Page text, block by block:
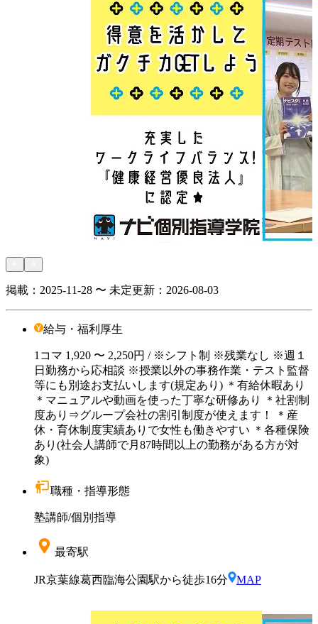
掲載： 2025-11-28 〜 未定更新： 2026-08-03
給与・福利厚生
1コマ 1,920 〜 2,250円 / ※シフト制 ※残業なし ※週１
日勤務から応相談 ※授業以外の事務作業・テスト監督
等にも別途お支払いします(規定あり) ＊有給休暇あり
＊マニュアルや動画を使った丁寧な研修あり ＊社割制
度あり⇒グループ会社の割引制度が使えます！ ＊産
休・育休制度実績ありで女性も働きやすい ＊各種保険
あり(社会人講師で月87時間以上の勤務がある方が対
象)
職種・指導形態
塾講師/個別指導
最寄駅
JR京葉線葛西臨海公園駅から徒歩16分 MAP